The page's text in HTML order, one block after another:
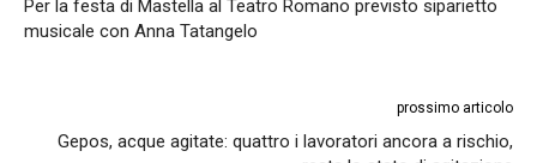
Per la festa di Mastella al Teatro Romano previsto siparietto
musicale con Anna Tatangelo
prossimo articolo
Gepos, acque agitate: quattro i lavoratori ancora a rischio,